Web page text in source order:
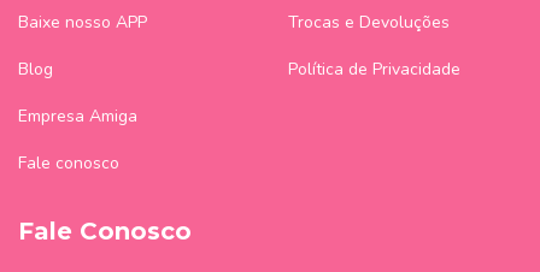
Baixe nosso APP
Blog
Empresa Amiga
Fale conosco
Trocas e Devoluções
Política de Privacidade
Fale Conosco